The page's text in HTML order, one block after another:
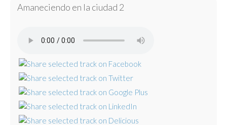
Amaneciendo en la ciudad 2